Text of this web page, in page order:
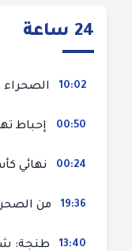
24 ساعة
10:02
00:50
00:24
19:36
13:40